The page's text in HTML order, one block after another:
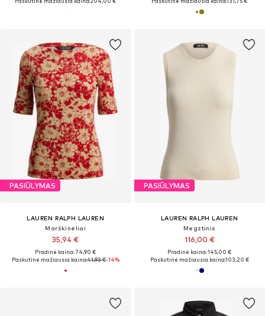
PASIŪLYMAS
LAUREN RALPH LAUREN
Marškinėliai
35,94 €
Pradinė kaina: 74,90 €
Paskutinė mažiausia kaina:41,93 €-14%
PASIŪLYMAS
LAUREN RALPH LAUREN
Megztinis
116,00 €
Pradinė kaina: 145,00 €
Paskutinė mažiausia kaina:103,20 €